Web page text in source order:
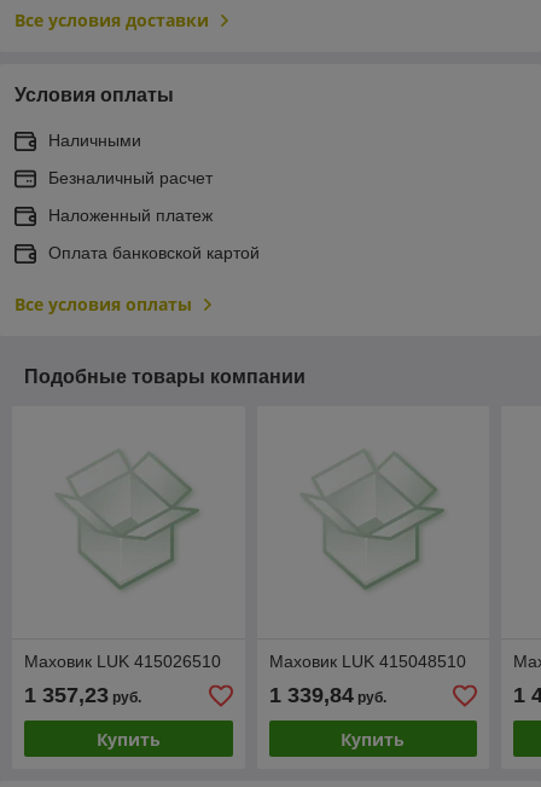
Все условия доставки
Условия оплаты
Наличными
Безналичный расчет
Наложенный платеж
Оплата банковской картой
Все условия оплаты
Подобные товары компании
Маховик LUK 415026510
1 357,23 руб.
Купить
Маховик LUK 415048510
1 339,84руб.
Купить
1